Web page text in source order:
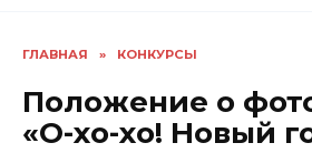
ГЛАВНАЯ » КОНКУРСЫ
Положение о
«О-хо-хо! Новый